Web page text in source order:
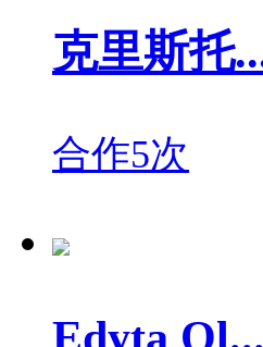
克里斯托
合作5次